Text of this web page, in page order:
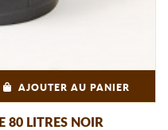
AJOUTER AU PANIER
80 LITRES NOIR